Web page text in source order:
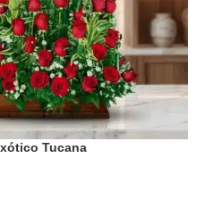
Tucana